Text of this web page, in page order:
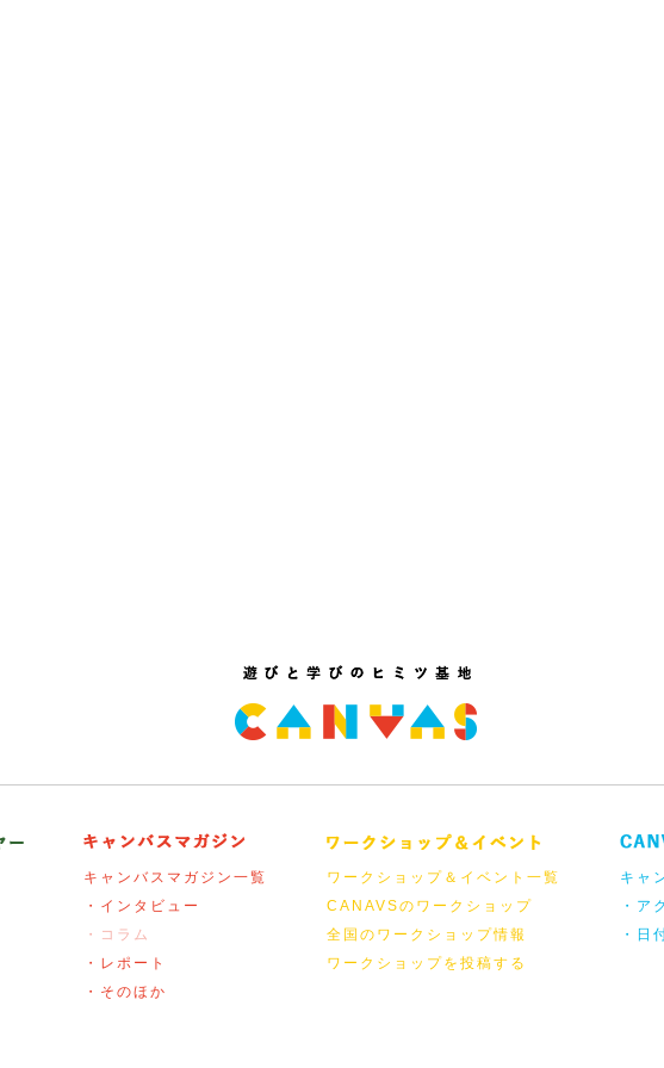
キャンバスマガジン一覧
・インタビュー
・コラム
・レポート
・そのほか
ワークショップ＆イベント一覧
CANAVSのワークショップ
全国のワークショップ情報
ワークショップを投稿する
キャ
・ア
・日